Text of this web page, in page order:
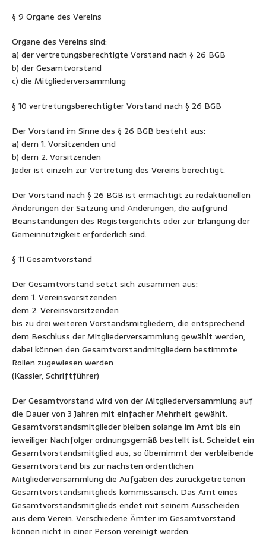
§ 9 Organe des Vereins
Organe des Vereins sind:
a) der vertretungsberechtigte Vorstand nach § 26 BGB
b) der Gesamtvorstand
c) die Mitgliederversammlung
§ 10 vertretungsberechtigter Vorstand nach § 26 BGB
Der Vorstand im Sinne des § 26 BGB besteht aus:
a) dem 1. Vorsitzenden und
b) dem 2. Vorsitzenden
Jeder ist einzeln zur Vertretung des Vereins berechtigt.
Der Vorstand nach § 26 BGB ist ermächtigt zu redaktionellen
Änderungen der Satzung und Änderungen, die aufgrund
Beanstandungen des Registergerichts oder zur Erlangung der
Gemeinnützigkeit erforderlich sind.
§ 11 Gesamtvorstand
Der Gesamtvorstand setzt sich zusammen aus:
dem 1. Vereinsvorsitzenden
dem 2. Vereinsvorsitzenden
bis zu drei weiteren Vorstandsmitgliedern, die entsprechend
dem Beschluss der Mitgliederversammlung gewählt werden,
dabei können den Gesamtvorstandmitgliedern bestimmte
Rollen zugewiesen werden
(Kassier, Schriftführer)
Der Gesamtvorstand wird von der Mitgliederversammlung auf
die Dauer von 3 Jahren mit einfacher Mehrheit gewählt.
Gesamtvorstandsmitglieder bleiben solange im Amt bis ein
jeweiliger Nachfolger ordnungsgemäß bestellt ist. Scheidet ein
Gesamtvorstandsmitglied aus, so übernimmt der verbleibende
Gesamtvorstand bis zur nächsten ordentlichen
Mitgliederversammlung die Aufgaben des zurückgetretenen
Gesamtvorstandsmitglieds kommissarisch. Das Amt eines
Gesamtvorstandsmitglieds endet mit seinem Ausscheiden
aus dem Verein. Verschiedene Ämter im Gesamtvorstand
können nicht in einer Person vereinigt werden.